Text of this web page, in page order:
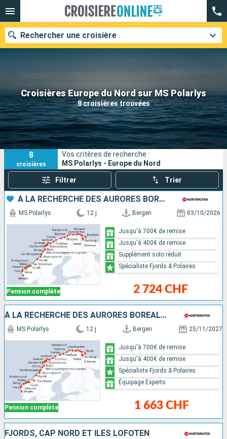
Croisières Europe du Nord sur MS Polarlys
8 croisières trouvées
Rechercher une croisière
Nos destinations
Mois de départ
Ports Compagnies
Rechercher
8
croisières
Vos critères de recherche :
MS Polarlys - Europe du Nord
Filtrer Trier
À LA RECHERCHE DES AURORES BORÉALES
Pension complète
MS Polarlys 12 j Bergen 03/10/2026
2 724 CHF
Jusqu'à 700€ de remise
Jusqu'à 400€ de remise
Supplément solo réduit
Spécialiste Fjords & Polaires
À LA RECHERCHE DES AURORES BORÉALES
Pension complète
MS Polarlys 12 j Bergen 25/11/2027
1 663 CHF
Jusqu'à 700€ de remise
Jusqu'à 400€ de remise
Spécialiste Fjords & Polaires
Équipage Experts
FJORDS, CAP NORD ET ÎLES LOFOTEN